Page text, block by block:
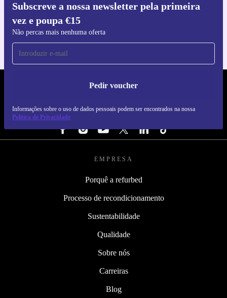
Subscreve a nossa newsletter pela primeira
vez e poupa €15
Não percas mais nenhuma oferta
Pedir voucher
Informações sobre o uso de dados pessoais podem ser encontrados na nossa
Política de Privacidade
Faz o download da app refurbed
Para iOS e Android
REFURBED PORTUGAL - RETHINK NEW.
SEGUE-NOS
EMPRESA
Porquê a refurbed
Processo de recondicionamento
Sustentabilidade
Qualidade
Sobre nós
Carreiras
Blog